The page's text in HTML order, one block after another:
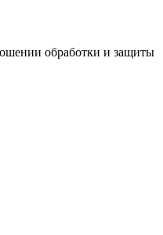
обработки и защиты